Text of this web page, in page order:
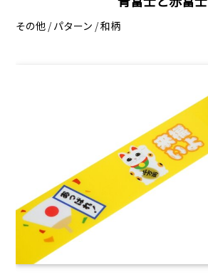
その他 /パターン /和柄